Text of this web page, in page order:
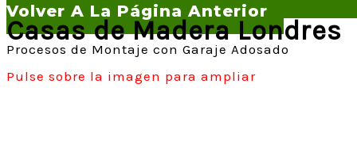
Volver A La Página Anterior
Casas de Madera Londres
Procesos de Montaje con Garaje Adosado
Pulse sobre la imagen para ampliar